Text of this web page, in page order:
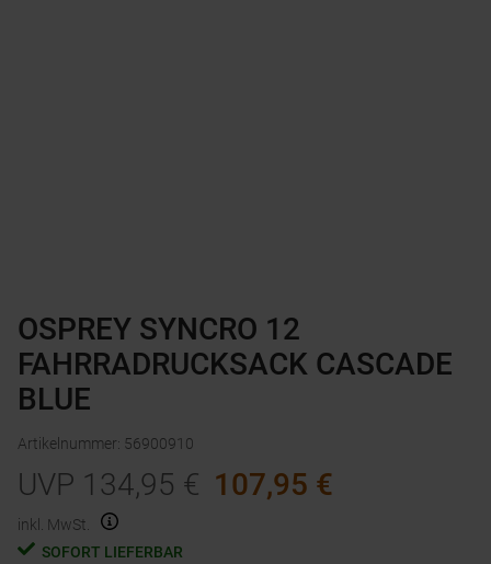
OSPREY SYNCRO 12
FAHRRADRUCKSACK CASCADE
BLUE
Artikelnummer: 56900910
UVP 134,95 € 107,95 €
inkl. MwSt.
SOFORT LIEFERBAR